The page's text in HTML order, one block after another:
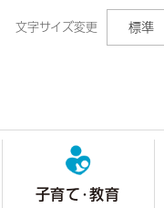
文字サイズ変更 標準
子育て・教育